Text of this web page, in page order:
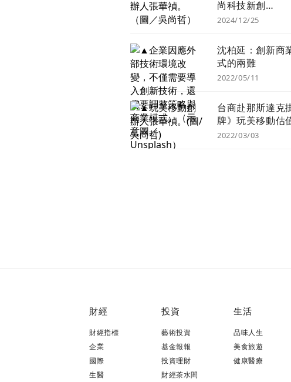
尚科技新創
Wannaby 擴展AI
2024/12/25
沈柏延：創新商
式的兩難
2022/05/11
台商赴那斯達克
牌》玩美移動估
看400億元 美女
2022/03/03
財經
財經指標
企業
國際
生醫
投資
藝術投資
基金報報
投資理財
財經茶水間
生活
品味人生
美食旅遊
健康醫療